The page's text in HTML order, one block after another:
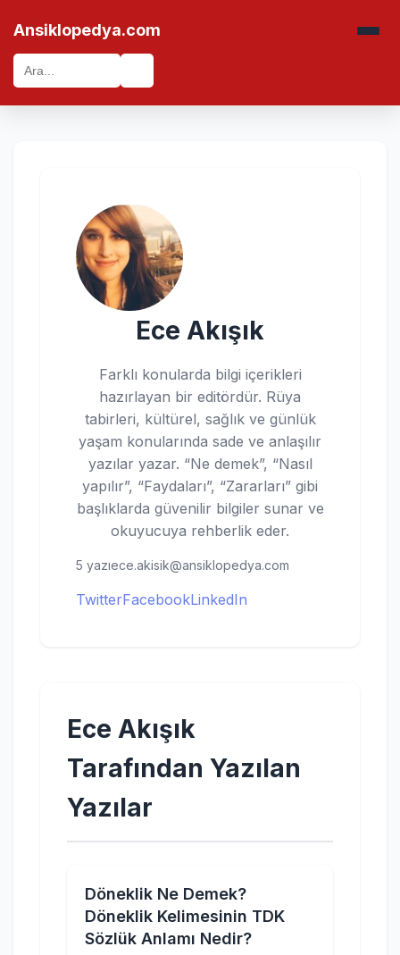
Ansiklopedya.com
Ece Akışık
Farklı konularda bilgi içerikleri
hazırlayan bir editördür. Rüya
tabirleri, kültürel, sağlık ve günlük
yaşam konularında sade ve anlaşılır
yazılar yazar. “Ne demek”, “Nasıl
yapılır”, “Faydaları”, “Zararları” gibi
başlıklarda güvenilir bilgiler sunar ve
okuyucuya rehberlik eder.
5 yazıece.akisik@ansiklopedya.com
TwitterFacebookLinkedIn
Ece Akışık
Tarafından Yazılan
Yazılar
Döneklik Ne Demek?
Döneklik Kelimesinin TDK
Sözlük Anlamı Nedir?